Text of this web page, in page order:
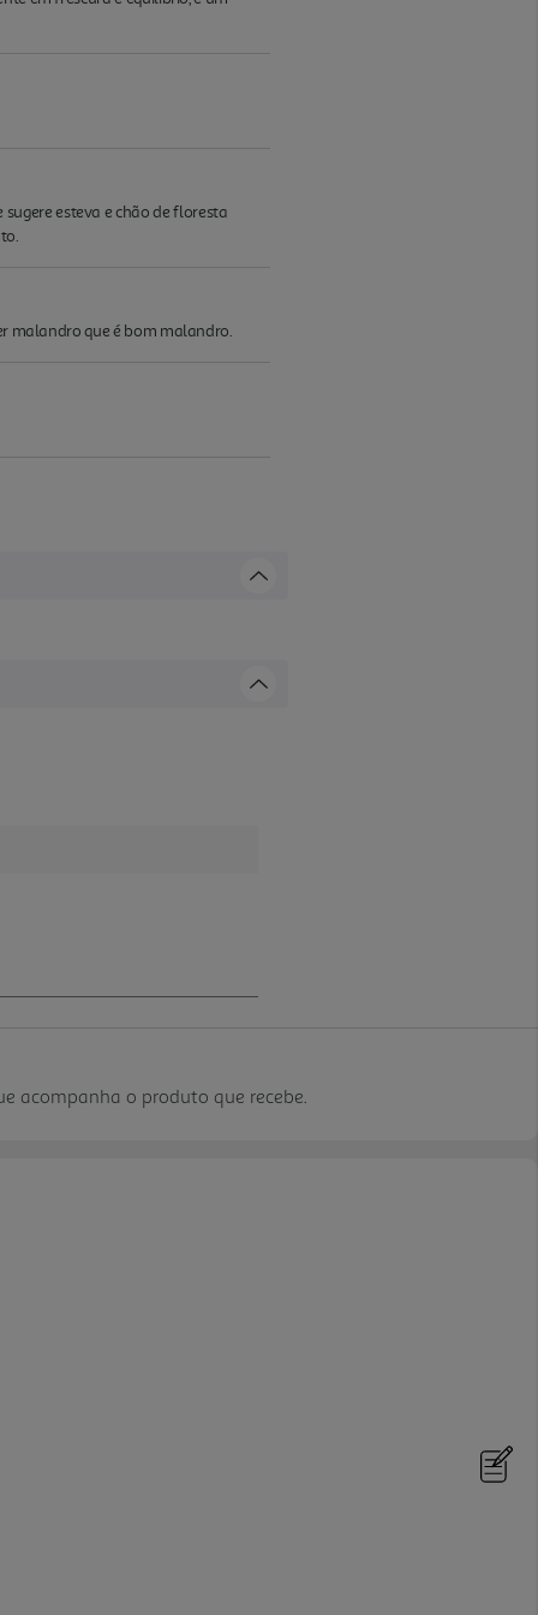
esteva e chão de floresta
malandro que é bom malandro.
acompanha o produto que recebe.